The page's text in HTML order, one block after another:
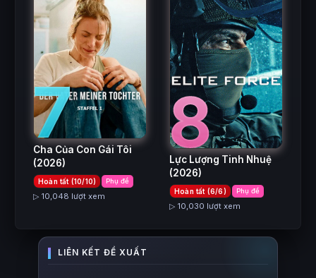
7
Cha Của Con Gái Tôi
(2026)
Hoàn tất (10/10) Phụ đề
▷ 10,048 lượt xem
8
Lực Lượng Tinh Nhuệ
(2026)
Hoàn tất (6/6) Phụ đề
▷ 10,030 lượt xem